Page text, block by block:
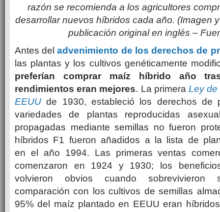
razón se recomienda a los agricultores
desarrollar nuevos híbridos cada año. (Imagen
publicación original en inglés –
Antes deladvenimiento de los derechos de
las plantas y los cultivos genéticamente
preferían comprar maíz híbrido año
rendimientos eran mejores. La primeraLey de
EEUU de 1930, estableció los derechos de
variedades de plantas reproducidas
propagadas mediante semillas no fueron
híbridos F1 fueron añadidos a la lista de
en el año 1994. Las primeras ventas
comenzaron en 1924 y 1930; los
volvieron obvios cuando sobrevivieron
comparación con los cultivos de semillas
95% del maíz plantado en EEUU eran